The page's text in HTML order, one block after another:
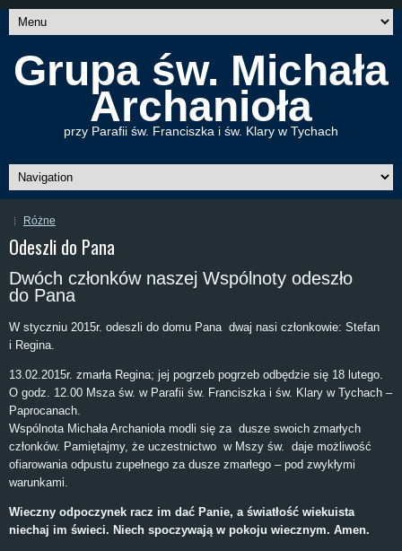
Grupa św. Michała
Archanioła
przy Parafii św. Franciszka i św. Klary w Tychach
Różne
Odeszli do Pana
Dwóch członków naszej Wspólnoty odeszło
do Pana
W styczniu 2015r. odeszli do domu Pana dwaj nasi członkowie: Stefan
i Regina.
13.02.2015r. zmarła Regina; jej pogrzeb pogrzeb odbędzie się 18 lutego.
O godz. 12.00 Msza św. w Parafii św. Franciszka i św. Klary w Tychach –
Paprocanach.
Wspólnota Michała Archanioła modli się za dusze swoich zmarłych
członków. Pamiętajmy, że uczestnictwo w Mszy św. daje możliwość
ofiarowania odpustu zupełnego za dusze zmarłego – pod zwykłymi
warunkami.
Wieczny odpoczynek racz im dać Panie, a światłość wiekuista
niechaj im świeci. Niech spoczywają w pokoju wiecznym. Amen.